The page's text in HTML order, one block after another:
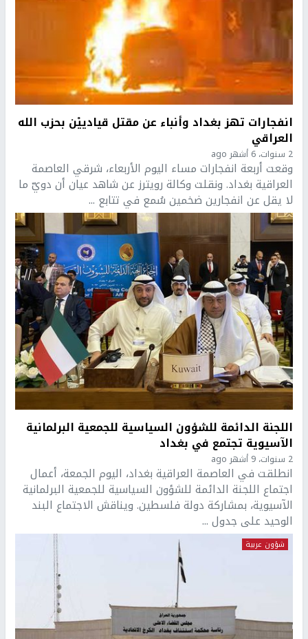
انفجارات تهز بغداد وأنباء عن مقتل قيادييْن بحزب الله
العراقي
2 سنوات، 6 أشهر ago
وقعت أربعة انفجارات مساء اليوم الأربعاء، شرقي العاصمة
العراقية بغداد. ونقلت وكالة رويترز عن شاهد عيان أن دويّ ما
لا يقل عن انفجارين ضخمين سُمع في تتابع ...
اللجنة الدائمة للشؤون السياسية للجمعية البرلمانية
الآسيوية تجتمع في بغداد
2 سنوات، 9 أشهر ago
انطلقت في العاصمة العراقية بغداد، اليوم الجمعة، أعمال
اجتماع اللجنة الدائمة للشؤون السياسية للجمعية البرلمانية
الآسيوية، بمشاركة دولة فلسطين. ويناقش الاجتماع البند
الوحيد على جدول ...
شؤون عربية